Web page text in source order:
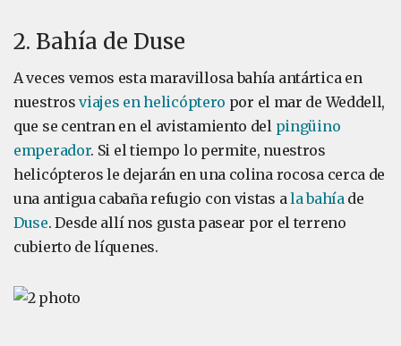
2. Bahía de Duse
A veces vemos esta maravillosa bahía antártica en
nuestrosviajes en helicóptero por el mar de Weddell,
que se centran en el avistamiento del pingüino
emperador. Si el tiempo lo permite, nuestros
helicópteros le dejarán en una colina rocosa cerca de
una antigua cabaña refugio con vistas ala bahíade
Duse. Desde allí nos gusta pasear por el terreno
cubierto de líquenes.